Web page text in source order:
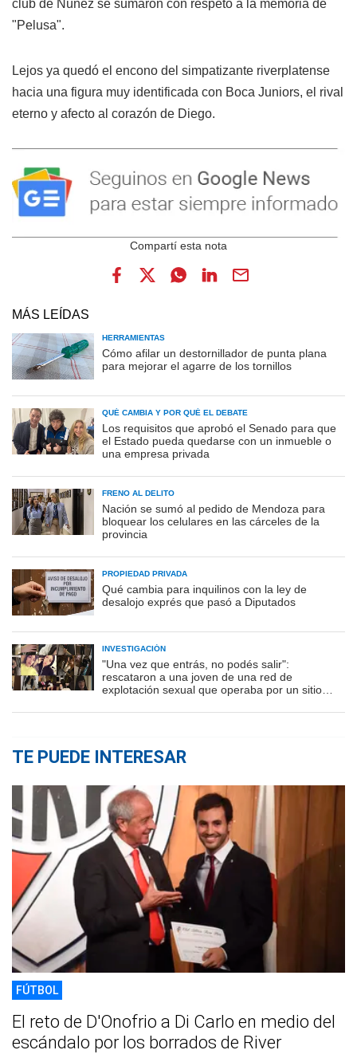
club de Núñez se sumaron con respeto a la memoria de
"Pelusa".
Lejos ya quedó el encono del simpatizante riverplatense
hacia una figura muy identificada con Boca Juniors, el rival
eterno y afecto al corazón de Diego.
MÁS LEÍDAS
HERRAMIENTAS
Cómo afilar un destornillador de punta plana
para mejorar el agarre de los tornillos
QUÉ CAMBIA Y POR QUÉ EL DEBATE
Los requisitos que aprobó el Senado para que
el Estado pueda quedarse con un inmueble o
una empresa privada
FRENO AL DELITO
Nación se sumó al pedido de Mendoza para
bloquear los celulares en las cárceles de la
provincia
PROPIEDAD PRIVADA
Qué cambia para inquilinos con la ley de
desalojo exprés que pasó a Diputados
INVESTIGACIÓN
"Una vez que entrás, no podés salir":
rescataron a una joven de una red de
explotación sexual que operaba por un sitio
TE PUEDE INTERESAR
FÚTBOL
El reto de D'Onofrio a Di Carlo en medio del
escándalo por los borrados de River